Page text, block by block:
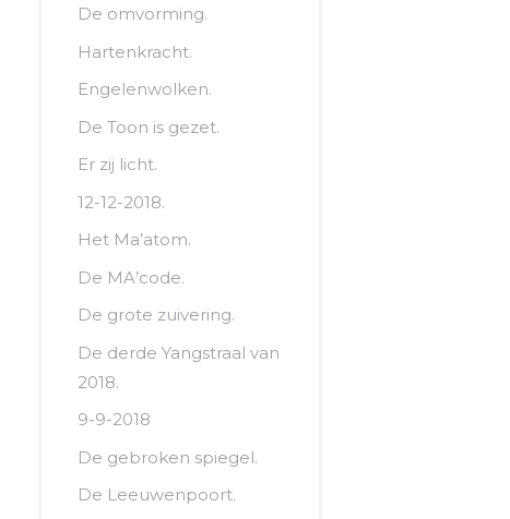
De omvorming.
Hartenkracht.
Engelenwolken.
De Toon is gezet.
Er zij licht.
12-12-2018.
Het Ma’atom.
De MA’code.
De grote zuivering.
De derde Yangstraal van
2018.
9-9-2018
De gebroken spiegel.
De Leeuwenpoort.